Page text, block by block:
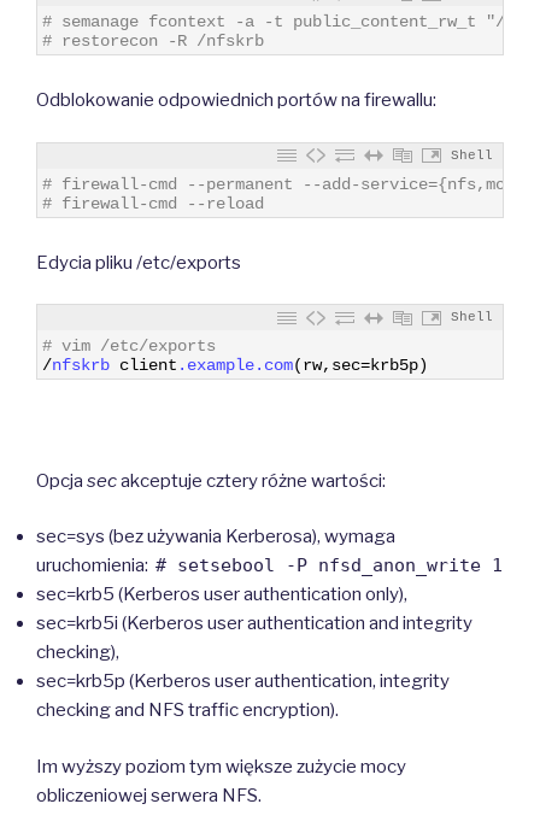
# semanage fcontext -a -t public_content_rw_t "/
# restorecon -R /nfskrb
Odblokowanie odpowiednich portów na firewallu:
Shell
# firewall-cmd --permanent --add-
# firewall-cmd --reload
Edycia pliku /etc/exports
Shell
# vim /etc/exports
/nfskrb client .example.com(rw, sec=krb5p)
Opcja secakceptuje cztery różne wartości:
sec=sys (bez używania Kerberosa), wymaga
uruchomienia: # setsebool -P nfsd_anon_write 1
sec=krb5 (Kerberos user authentication only),
sec=krb5i (Kerberos user authentication and integrity
checking),
sec=krb5p (Kerberos user authentication, integrity
checking and NFS traffic encryption).
Im wyższy poziom tym większe zużycie mocy
obliczeniowej serwera NFS.